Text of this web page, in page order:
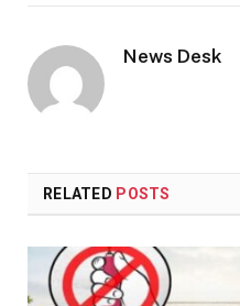
News Desk
RELATED POSTS